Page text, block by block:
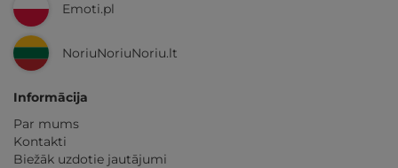
Emoti.pl
NoriuNoriuNoriu.lt
Informācija
Par mums
Kontakti
Biežāk uzdotie jautājumi